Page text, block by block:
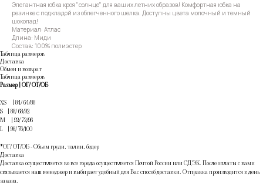
Элегантная юбка кроя "солнце" для ваших летних образов! Комфортная юбка на
резинке с подкладой из облегченного шелка. Доступны цвета молочный и темный
шоколад!
Материал: Атлас
Длина: Миди
Состав: 100% полиэстер
Таблица размеров
Доставка
Обмен и возврат
Таблица размеров
Размер | ОГ/ ОТ/ОБ
XS | 84/ 64/88
S | 88/ 68/92
M | 92/ 72/96
L | 96/ 76/100
*ОГ/ ОТ/ОБ - Объем груди, талии, бедер
Доставка
Доставка осуществляется во все города осуществляется Почтой России или СДЭК. После оплаты с вами
связывается наш менеджер и выбирает удобный для Вас способ доставки. Отправка производится в день
заказа.